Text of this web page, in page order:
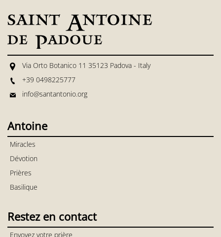
Via Orto Botanico 11 35123 Padova - Italy
+39 0498225777
info@santantonio.org
Antoine
Miracles
Dévotion
Prières
Basilique
Restez en contact
Envoyez votre prière